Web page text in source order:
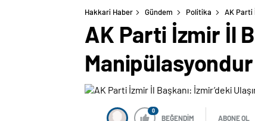
Hakkari Haber Gündem Politika AK Parti
AK Parti İzmir İl
Manipülasyondur
0
BEĞENDİM ABONE OL